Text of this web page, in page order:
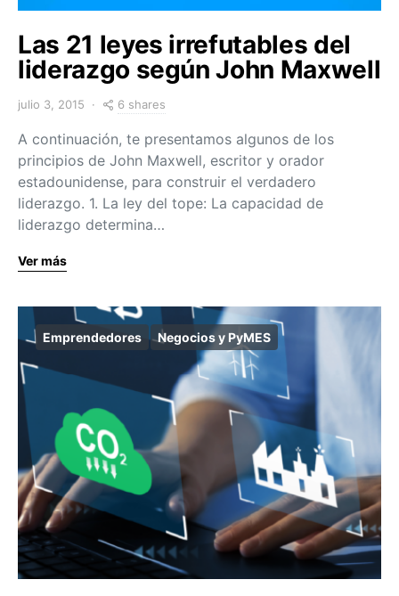
Las 21 leyes irrefutables del
liderazgo según John Maxwell
julio 3, 2015 6 shares
A continuación, te presentamos algunos de los
principios de John Maxwell, escritor y orador
estadounidense, para construir el verdadero
liderazgo. 1. La ley del tope: La capacidad de
liderazgo determina…
Ver más
Emprendedores Negocios y PyMES